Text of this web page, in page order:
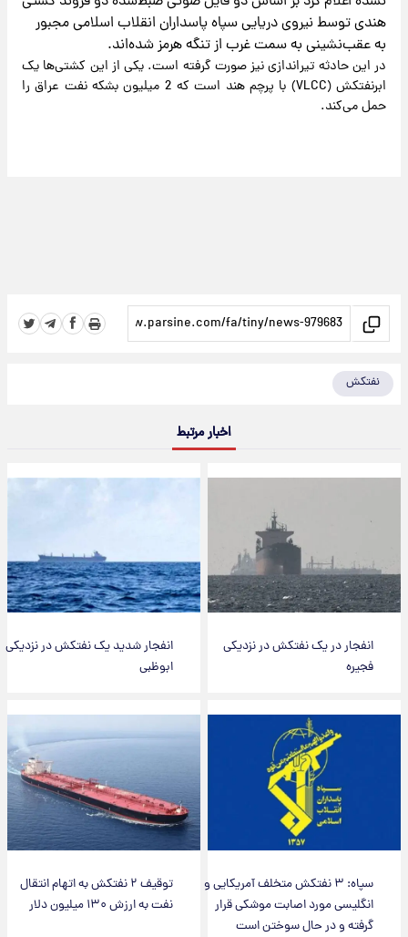
هندی توسط نیروی دریایی سپاه پاسداران انقلاب اسلامی مجبور
به عقب‌نشینی به سمت غرب از تنگه هرمز شده‌اند.
در این حادثه تیراندازی نیز صورت گرفته است. یکی از این کشتی‌ها یک
ابرنفتکش (VLCC) با پرچم هند است که 2 میلیون بشکه نفت عراق را
حمل می‌کند.
نفتکش
اخبار مرتبط
انفجار در یک نفتکش در نزدیکی
فجیره
انفجار شدید یک نفتکش در نزدیکی
ابوظبی
سپاه: ۳ نفتکش متخلف آمریکایی و
انگلیسی مورد اصابت موشکی قرار
گرفته و در حال سوختن است
توقیف ۲ نفتکش به اتهام انتقال
نفت به ارزش ۱۳۰ میلیون دلار